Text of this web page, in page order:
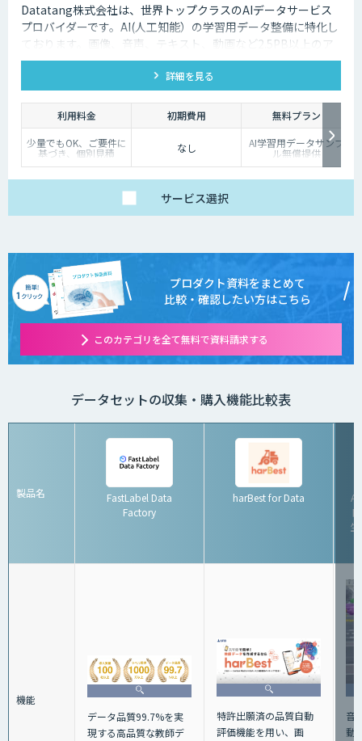
Datatang株式会社は、世界トップクラスのAIデータサービス
プロバイダーです。AI(人工知能）の学習用データ整備に特化し
ております。画像、音声、テキスト、動画など2.5PB以上のア
ノテーション済みデータを保持、またカスタマイズデータの収
集と自動化技術を利用したアノテーションサービスを提供して
おります。
詳細を見る
利用料金 初期費用
無料プラン
少量でもOK、ご要件に
基づき、個別見積 なし AI学習用データサンプ
ル無償提供
サービス選択
プロダクト資料をまとめて
比較・確認したい方はこちら
このカテゴリを全て無料で資料請求する
データセットの収集・購入機能比較表
製品名
FastLabel Data
Factory
harBest for Data
AI
機能
データ品質99.7%を実
現する高品質な教師デ
特許出願済の品質自動
評価機能を用い、画
音
動